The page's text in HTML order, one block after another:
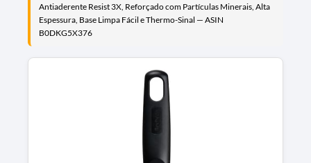
Antiaderente Resist 3X, Reforçado com Partículas Minerais, Alta
Espessura, Base Limpa Fácil e Thermo-Sinal — ASIN
B0DKG5X376